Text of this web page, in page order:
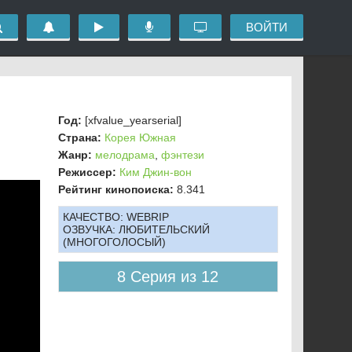
ВОЙТИ
Год: [xfvalue_yearserial]
Страна: Корея Южная
Жанр: мелодрама фэнтези
Режиссер: Ким Джин-вон
Рейтинг кинопоиска: 8.341
КАЧЕСТВО: WEBRIP
ОЗВУЧКА: ЛЮБИТЕЛЬСКИЙ
(МНОГОГОЛОСЫЙ)
8 Серия из 12